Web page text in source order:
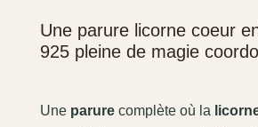
Une parure licorne coeur
925 pleine de magie
Une parurecomplète où la